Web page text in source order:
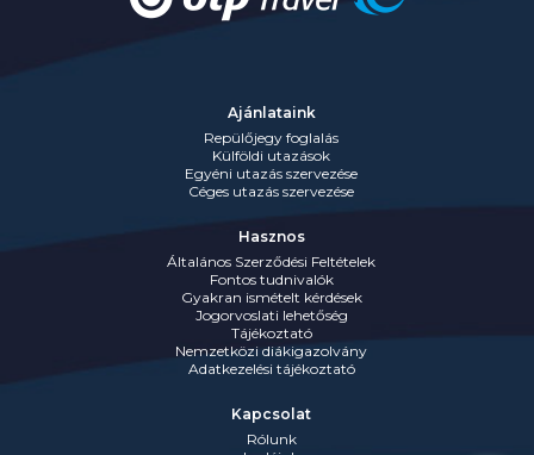
Ajánlataink
Repülőjegy foglalás
Külföldi utazások
Egyéni utazás szervezése
Céges utazás szervezése
Hasznos
Általános Szerződési Feltételek
Fontos tudnivalók
Gyakran ismételt kérdések
Jogorvoslati lehetőség
Tájékoztató
Nemzetközi diákigazolvány
Adatkezelési tájékoztató
Kapcsolat
Rólunk